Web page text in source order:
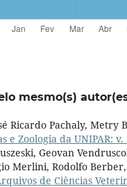
mesmo(s)
Ricardo Pachaly, Metry
e Zoologia da UNIPAR: v.
Geovan
Merlini, Rodolfo Berber,
de Ciências